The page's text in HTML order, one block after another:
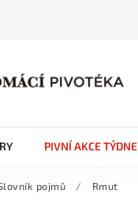
PIVNÍ AKCE TÝDNE
pojmů / Rmut